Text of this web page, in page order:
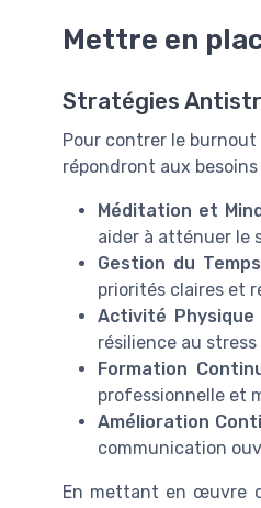
Mettre en
Stratégies
Pour contrer le
répondront aux
Méditation et
aider à atténuer le
Gestion du
priorités claires et
Activité Physique
résilience au
Formation
professionnelle et
Amélioration
communication
En mettant en œuvre